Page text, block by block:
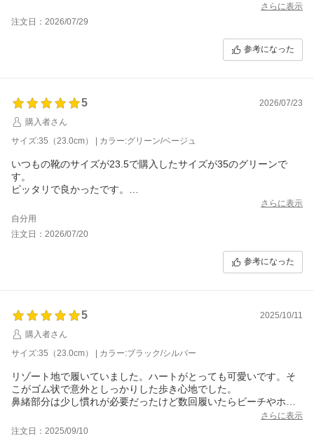
さらに表示
注文日：2026/07/29
参考になった
5
2026/07/23
購入者さん
サイズ:35（23.0cm） | カラー:グリーン/ベージュ
いつもの靴のサイズが23.5で購入したサイズが35のグリーンで
す。
ピッタリで良かったです。
さらに表示
自分用
注文日：2026/07/20
参考になった
5
2025/10/11
購入者さん
サイズ:35（23.0cm） | カラー:ブラック/シルバー
リゾート地で履いていました。ハートがとっても可愛いです。そ
こがゴム状で意外としっかりした歩き心地でした。
鼻緒部分は少し慣れが必要だったけど数回履いたらビーチやホテ
ル周辺を散歩する分には快適でした。ビーサンはほぼ使い捨てに
なるものも多い中これは数シーズン行けそうなくらいしっかりし
さらに表示
注文日：2025/09/10